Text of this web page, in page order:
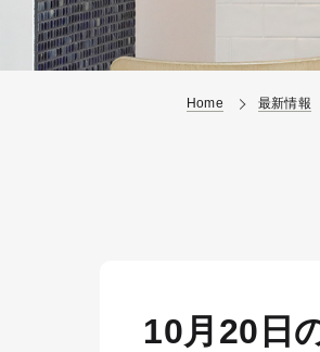
Home 最新情報
10月20日